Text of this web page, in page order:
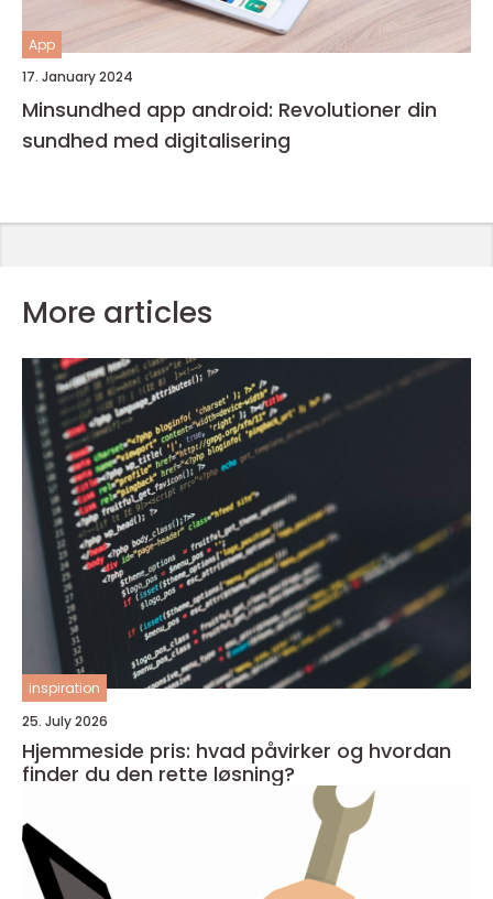
App
17. January 2024
Minsundhed app android: Revolutioner din
sundhed med digitalisering
More articles
inspiration
25. July 2026
Hjemmeside pris: hvad påvirker og hvordan
finder du den rette løsning?